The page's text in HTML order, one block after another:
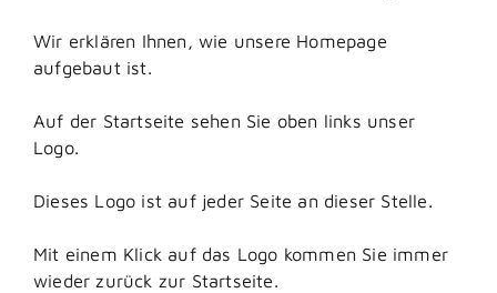
Wir erklären Ihnen, wie unsere Homepage
aufgebaut ist.
Auf der Startseite sehen Sie oben links unser
Logo.
Dieses Logo ist auf jeder Seite an dieser Stelle.
Mit einem Klick auf das Logo kommen Sie immer
wieder zurück zur Startseite.